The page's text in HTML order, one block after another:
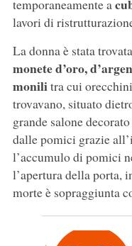
temporaneamente a
lavori di
La donna è stata
monete d’oro,
monilitra cui
trovavano, situato
grande salone
dalle pomici grazie
l’accumulo di pomici
l’apertura della porta,
morte è sopraggiunta